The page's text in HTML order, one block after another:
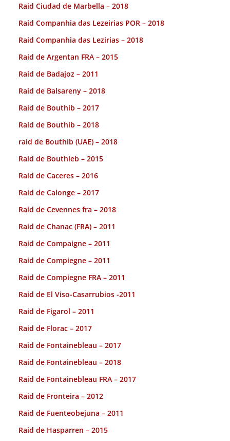
Raid Ciudad de Marbella – 2018
Raid Companhia das Lezeirias POR – 2018
Raid Companhia das Lezirias – 2018
Raid de Argentan FRA – 2015
Raid de Badajoz – 2011
Raid de Balsareny – 2018
Raid de Bouthib – 2017
Raid de Bouthib – 2018
raid de Bouthib (UAE) – 2018
Raid de Bouthieb – 2015
Raid de Caceres – 2016
Raid de Calonge – 2017
Raid de Cevennes fra – 2018
Raid de Chanac (FRA) – 2011
Raid de Compaigne – 2011
Raid de Compiegne – 2011
Raid de Compiegne FRA – 2011
Raid de El Viso-Casarrubios -2011
Raid de Figarol – 2011
Raid de Florac – 2017
Raid de Fontainebleau – 2017
Raid de Fontainebleau – 2018
Raid de Fontainebleau FRA – 2017
Raid de Fronteira – 2012
Raid de Fuenteobejuna – 2011
Raid de Hasparren – 2015